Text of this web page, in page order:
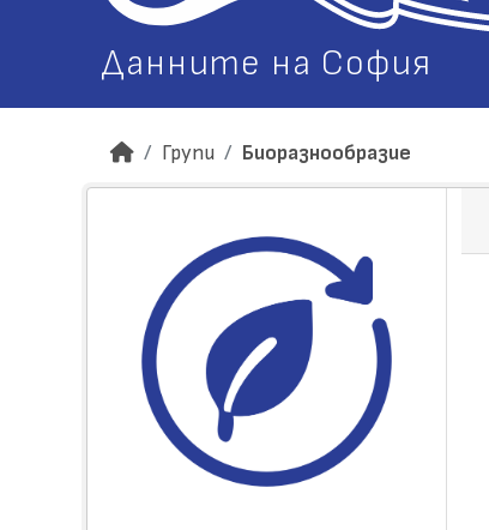
Данните на София
Групи Биоразнообразие